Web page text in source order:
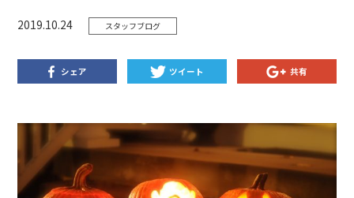
2019.10.24 スタッフブログ
シェア ツイート 共有